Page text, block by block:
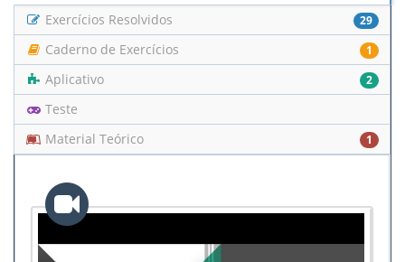
Exercícios Resolvidos 29
Caderno de Exercícios 1
Aplicativo 2
Teste
Material Teórico
1